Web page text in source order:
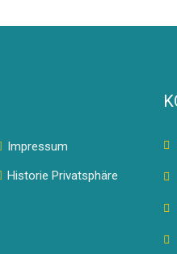
Impressum
Historie Privatsphäre